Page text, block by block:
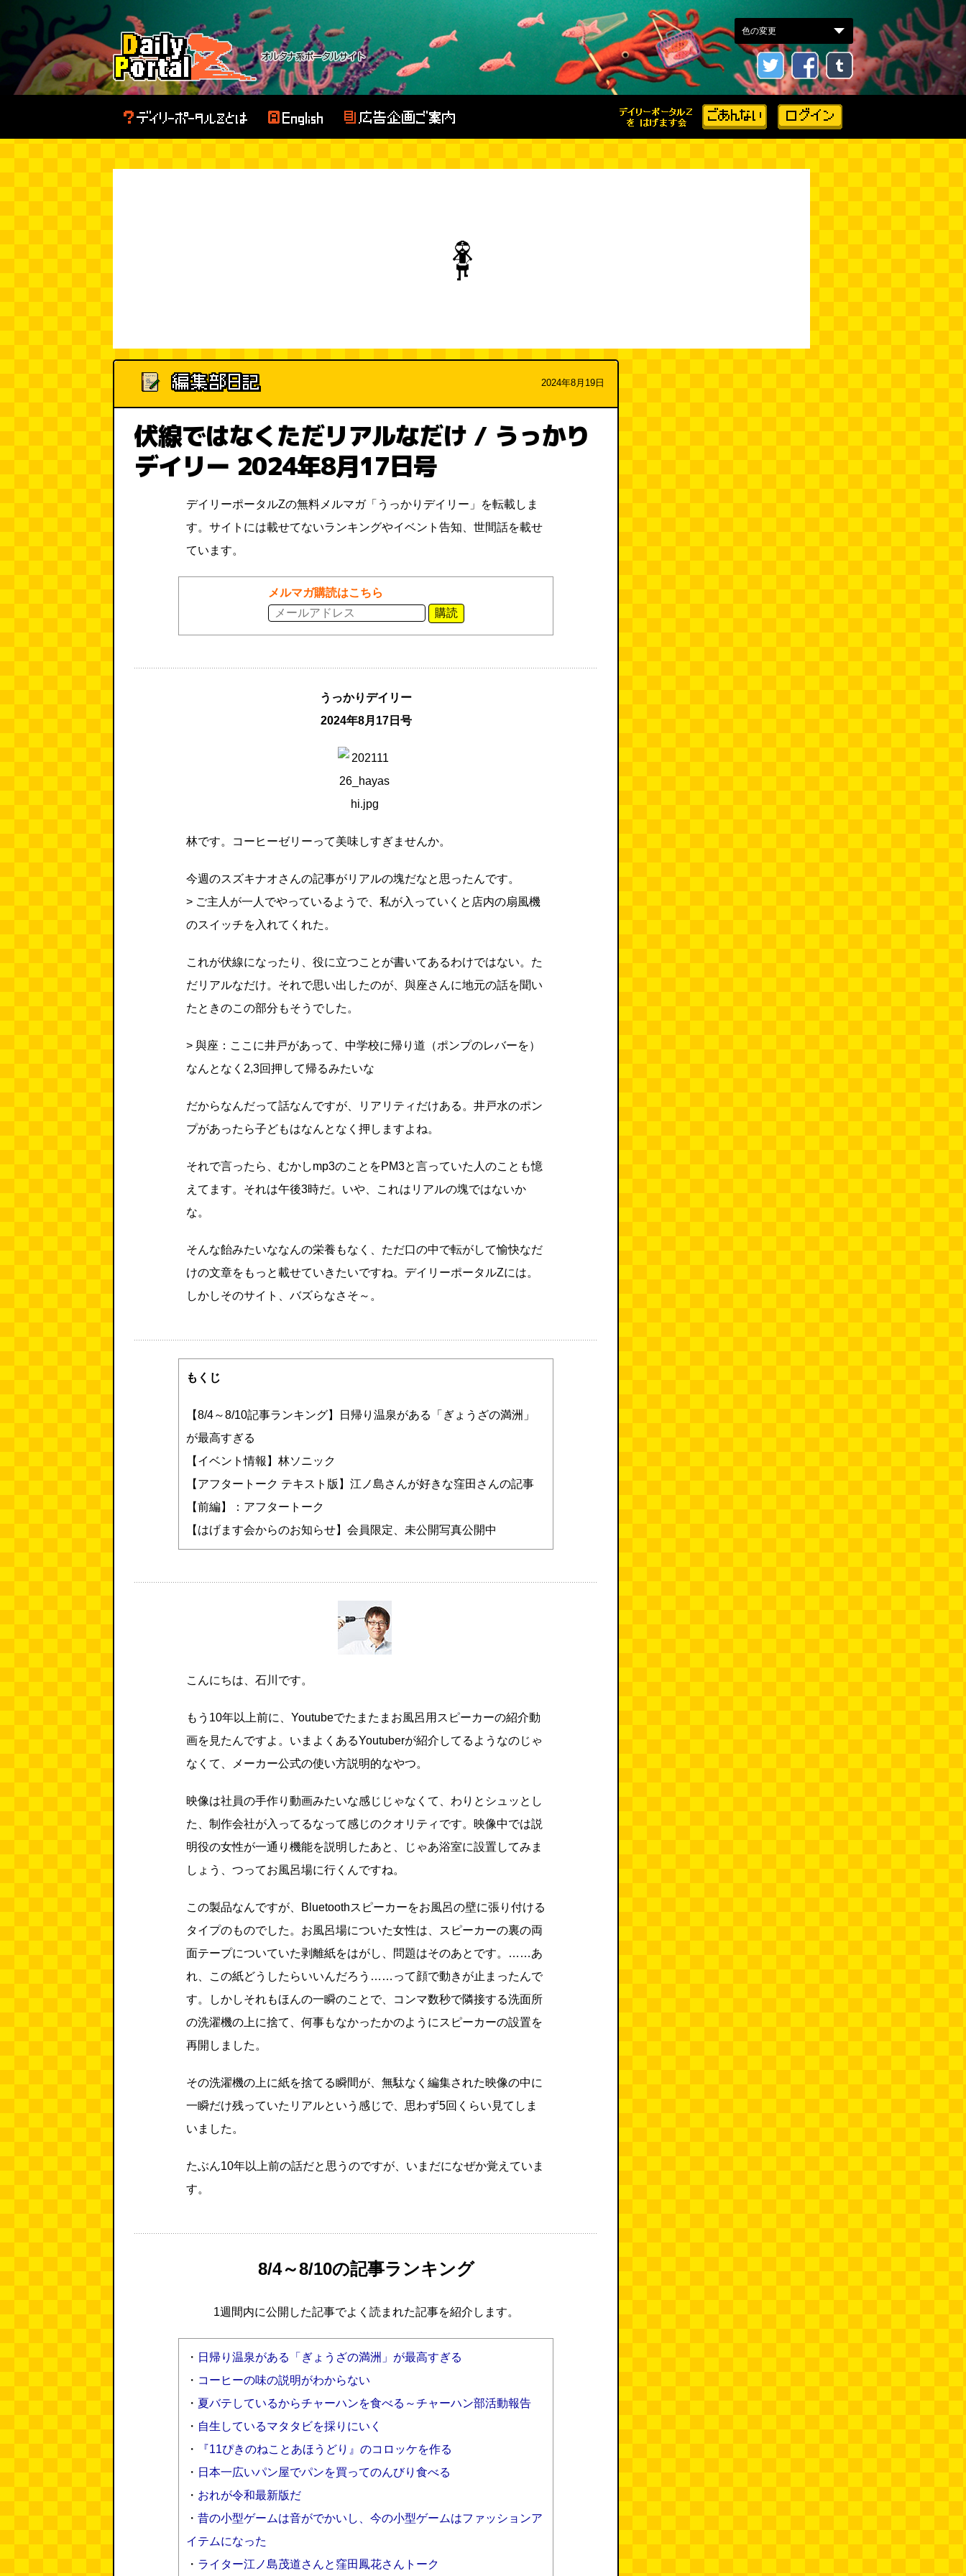
2024年8月19日
伏線ではなくただリアルなだけ / うっかり
デイリー 2024年8月17日号
デイリーポータルZの無料メルマガ「うっかりデイリー」を転載しま
す。サイトには載せてないランキングやイベント告知、世間話を載せ
ています。
メルマガ購読はこちら
購読
うっかりデイリー
2024年8月17日号
林です。コーヒーゼリーって美味しすぎませんか。
今週のスズキナオさんの記事がリアルの塊だなと思ったんです。
> ご主人が一人でやっているようで、私が入っていくと店内の扇風機
のスイッチを入れてくれた。
これが伏線になったり、役に立つことが書いてあるわけではない。た
だリアルなだけ。それで思い出したのが、與座さんに地元の話を聞い
たときのこの部分もそうでした。
> 與座：ここに井戸があって、中学校に帰り道（ポンプのレバーを）
なんとなく2,3回押して帰るみたいな
だからなんだって話なんですが、リアリティだけある。井戸水のポン
プがあったら子どもはなんとなく押しますよね。
それで言ったら、むかしmp3のことをPM3と言っていた人のことも憶
えてます。それは午後3時だ。いや、これはリアルの塊ではないか
な。
そんな飴みたいななんの栄養もなく、ただ口の中で転がして愉快なだ
けの文章をもっと載せていきたいですね。デイリーポータルZには。
しかしそのサイト、バズらなさそ～。
もくじ
【8/4～8/10記事ランキング】日帰り温泉がある「ぎょうざの満洲」
が最高すぎる
【イベント情報】林ソニック
【アフタートーク テキスト版】江ノ島さんが好きな窪田さんの記事
【前編】：アフタートーク
【はげます会からのお知らせ】会員限定、未公開写真公開中
こんにちは、石川です。
もう10年以上前に、Youtubeでたまたまお風呂用スピーカーの紹介動
画を見たんですよ。いまよくあるYoutuberが紹介してるようなのじゃ
なくて、メーカー公式の使い方説明的なやつ。
映像は社員の手作り動画みたいな感じじゃなくて、わりとシュッとし
た、制作会社が入ってるなって感じのクオリティです。映像中では説
明役の女性が一通り機能を説明したあと、じゃあ浴室に設置してみま
しょう、つってお風呂場に行くんですね。
この製品なんですが、Bluetoothスピーカーをお風呂の壁に張り付ける
タイプのものでした。お風呂場についた女性は、スピーカーの裏の両
面テープについていた剥離紙をはがし、問題はそのあとです。……あ
れ、この紙どうしたらいいんだろう……って顔で動きが止まったんで
す。しかしそれもほんの一瞬のことで、コンマ数秒で隣接する洗面所
の洗濯機の上に捨て、何事もなかったかのようにスピーカーの設置を
再開しました。
その洗濯機の上に紙を捨てる瞬間が、無駄なく編集された映像の中に
一瞬だけ残っていたリアルという感じで、思わず5回くらい見てしま
いました。
たぶん10年以上前の話だと思うのですが、いまだになぜか覚えていま
す。
8/4～8/10の記事ランキング
1週間内に公開した記事でよく読まれた記事を紹介します。
・ 日帰り温泉がある「ぎょうざの満洲」が最高すぎる
・ コーヒーの味の説明がわからない
・ 夏バテしているからチャーハンを食べる～チャーハン部活動報告
・ 自生しているマタタビを採りにいく
・
『11ぴきのねことあほうどり』のコロッケを作る
・ 日本一広いパン屋でパンを買ってのんびり食べる
・ おれが令和最新版だ
・ 昔の小型ゲームは音がでかいし、今の小型ゲームはファッションア
イテムになった
・ ライター江ノ島茂道さんと窪田鳳花さんトーク